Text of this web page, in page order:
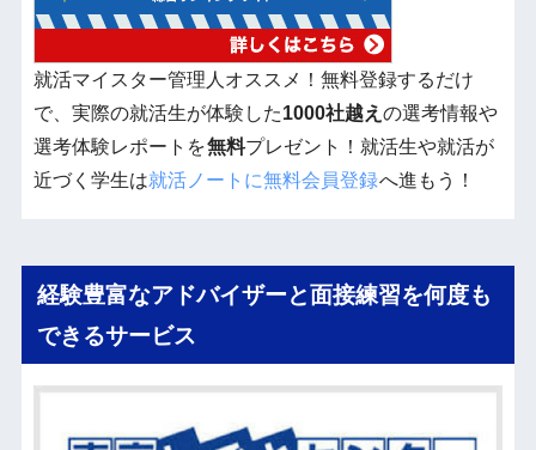
就活マイスター管理人オススメ！無料登録するだけ
で、実際の就活生が体験した1000社越え の選考情報や
選考体験レポートを無料プレゼント！就活生や就活が
近づく学生は就活ノートに無料会員登録へ進もう！
経験豊富なアドバイザーと面接練習を何度も
できるサービス